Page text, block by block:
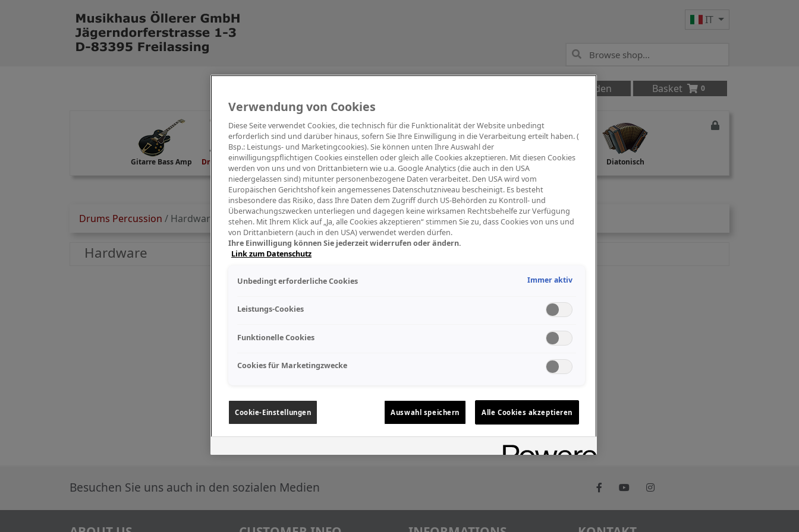
IT
Anmelden Basket 0
Gitarre Bass Amp Drums Percussion Digitalpiano Keys Blasinstrumente Orchester PA Mikrofon Studio Recording Diatonisch
Drums Percussion / Hardware
Hardware
Besuchen Sie uns auch in den sozialen Medien
Verwendung von Cookies
Diese Seite verwendet Cookies, die technisch für die Funktionalität der Website unbedingt
erforderlich sind und darüber hinaus, sofern Sie Ihre Einwilligung in die Verarbeitung erteilt haben. (
Bsp.: Leistungs- und Marketingcookies). Sie können unten Ihre Auswahl der
einwilligungspflichtigen Cookies einstellen oder gleich alle Cookies akzeptieren. Mit diesen Cookies
werden von uns und von Drittanbietern wie u.a. Google Analytics (die auch in den USA
niedergelassen sind) mitunter personenbezogene Daten verarbeitet. Den USA wird vom
Europäischen Gerichtshof kein angemessenes Datenschutzniveau bescheinigt. Es besteht
insbesondere das Risiko, dass Ihre Daten dem Zugriff durch US-Behörden zu Kontroll- und
Überwachungszwecken unterliegen und dagegen keine wirksamen Rechtsbehelfe zur Verfügung
stehen. Mit Ihrem Klick auf „Ja, alle Cookies akzeptieren“ stimmen Sie zu, dass Cookies von uns und
von Drittanbietern (auch in den USA) verwendet werden dürfen.
Ihre Einwilligung können Sie jederzeit widerrufen oder ändern.
Link zum Datenschutz
Unbedingt erforderliche Cookies Immer aktiv
Leistungs-Cookies
Funktionelle Cookies
Cookies für Marketingzwecke
Cookie-Einstellungen Auswahl speichern Alle Cookies akzeptieren